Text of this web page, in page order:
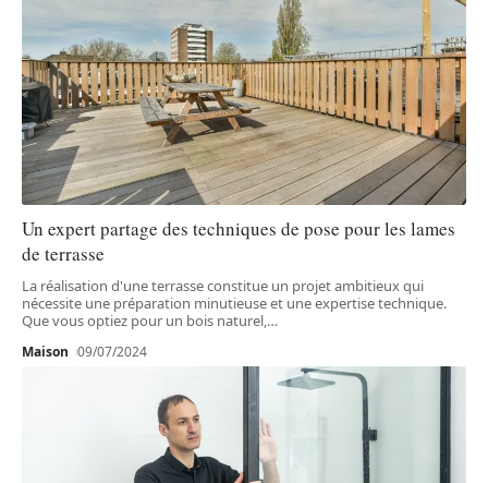
Un expert partage des techniques de pose pour les lames
de terrasse
La réalisation d'une terrasse constitue un projet ambitieux qui
nécessite une préparation minutieuse et une expertise technique.
Que vous optiez pour un bois naturel,…
Maison 09/07/2024